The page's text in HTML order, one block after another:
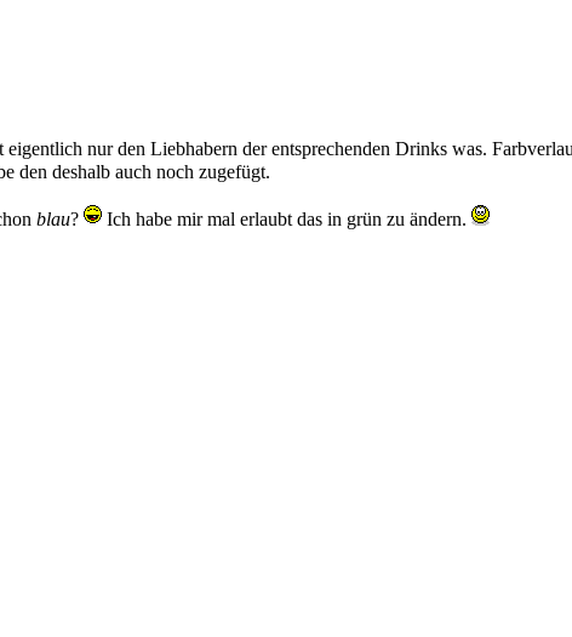
nur den Liebhabern der entsprechenden Drinks was.
den deshalb auch noch zugefügt.
blau? Ich habe mir mal erlaubt das in grün zu ändern.